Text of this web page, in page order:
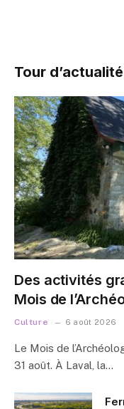
Tour d’actualité
Des activités
Mois de
Culture 6 août 2026
Le Mois de
31 août. À Laval, la…